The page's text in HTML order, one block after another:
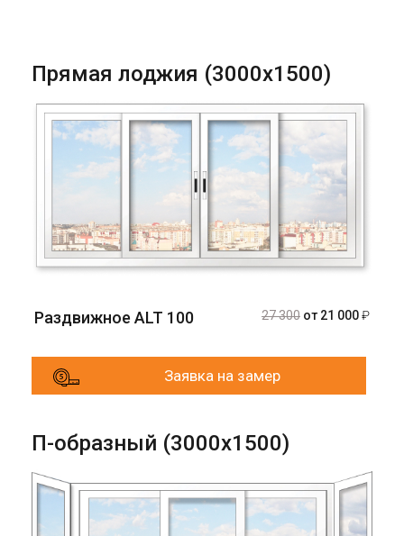
Прямая лоджия (3000х1500)
Раздвижное ALT 100 27 300 от 21 000₽
Заявка на замер
П-образный (3000х1500)